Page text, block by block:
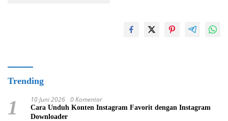
Trending
1 10 Juni 2026 0 Komentar
Cara Unduh Konten Instagram Favorit dengan Instagram
Downloader